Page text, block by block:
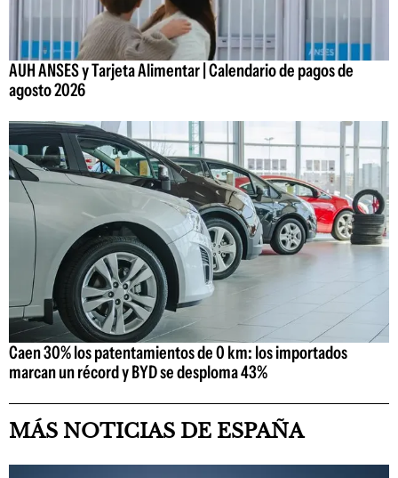
AUH ANSES y Tarjeta Alimentar | Calendario de pagos de
agosto 2026
Caen 30% los patentamientos de 0 km: los importados
marcan un récord y BYD se desploma 43%
MÁS NOTICIAS DE ESPAÑA